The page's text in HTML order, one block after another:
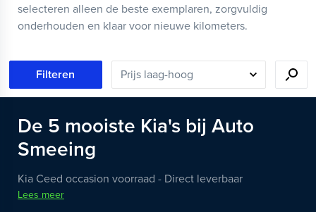
selecteren alleen de beste exemplaren, zorgvuldig
onderhouden en klaar voor nieuwe kilometers.
Filteren
De 5 mooiste Kia's bij Auto
Smeeing
Kia Ceed occasion voorraad - Direct leverbaar
Lees meer